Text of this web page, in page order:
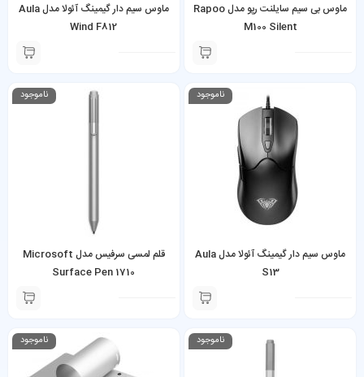
ماوس بی سیم سایلنت رپو مدل Rapoo
M100 Silent
ماوس سیم دار گیمینگ آئولا مدل Aula
Wind F812
ناموجود
ماوس سیم دار گیمینگ آئولا مدل Aula
S13
ناموجود
قلم لمسی سرفیس مدل Microsoft
Surface Pen 1710
ناموجود ناموجود